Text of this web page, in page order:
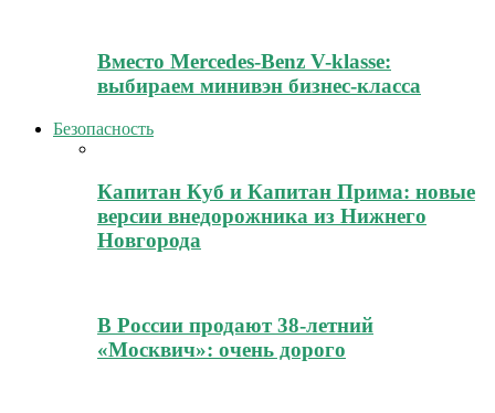
Вместо Mercedes-Benz V-klasse:
выбираем минивэн бизнес-класса
Безопасность
Капитан Куб и Капитан Прима: новые
версии внедорожника из Нижнего
Новгорода
В России продают 38-летний
«Москвич»: очень дорого